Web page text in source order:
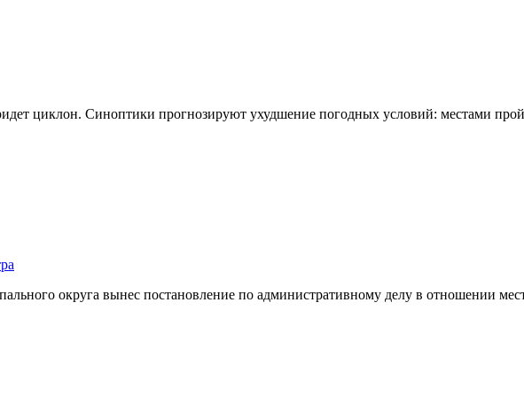
циклон. Синоптики прогнозируют ухудшение погодных условий: местами
округа вынес постановление по административному делу в отношении